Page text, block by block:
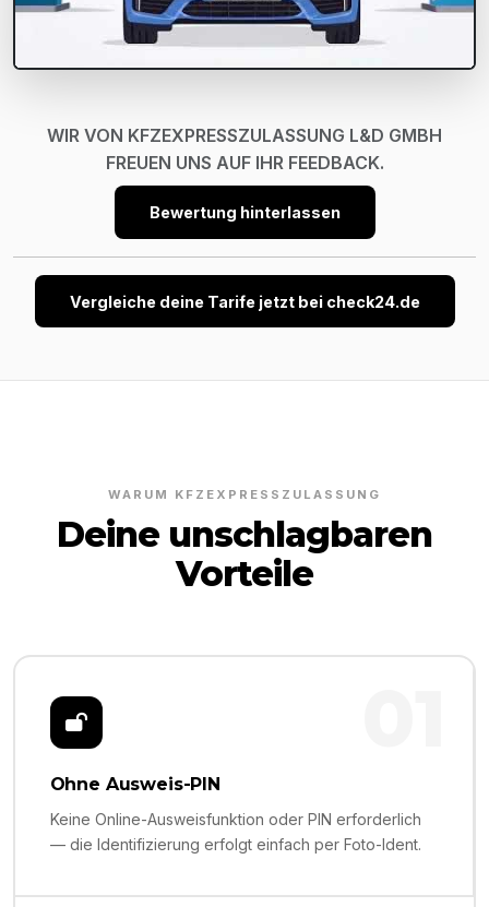
WIR VON KFZEXPRESSZULASSUNG L&D GMBH
FREUEN UNS AUF IHR FEEDBACK.
Bewertung hinterlassen
Vergleiche deine Tarife jetzt bei check24.de
WARUM KFZEXPRESSZULASSUNG
Deine unschlagbaren
Vorteile
Ohne Ausweis-PIN
Keine Online-Ausweisfunktion oder PIN erforderlich
— die Identifizierung erfolgt einfach per Foto-Ident.